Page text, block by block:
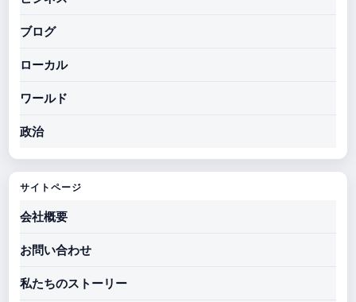
ブログ
ローカル
ワールド
政治
サイトページ
会社概要
お問い合わせ
私たちのストーリー